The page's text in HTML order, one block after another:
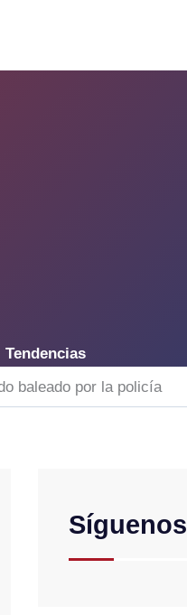
Tendencias
baleado por la policía
Síguenos